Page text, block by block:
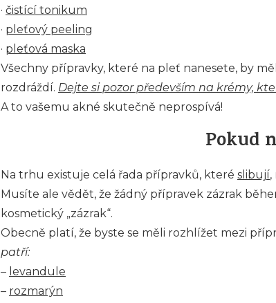
· čistící tonikum
· pleťový peeling
· pleťová maska
Všechny přípravky, které na pleť nanesete, by
rozdráždí. Dejte si pozor především na krémy,
A to vašemu akné skutečně neprospívá!
Pokud
Na trhu existuje celá řada přípravků, které slibují,
Musíte ale vědět, že žádný přípravek zázrak
kosmetický „zázrak“.
Obecně platí, že byste se měli rozhlížet mezi
patří:
– levandule
– rozmarýn